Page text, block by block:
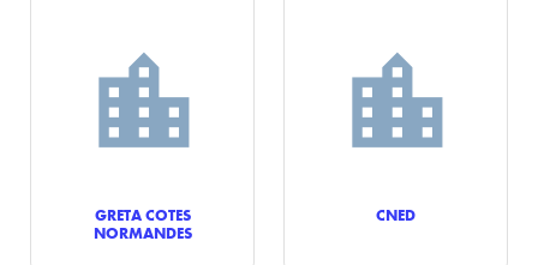
GRETA COTES
NORMANDES
CNED